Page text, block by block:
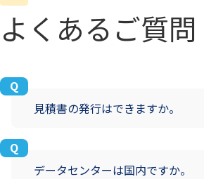
よくあるご質問
見積書の発行はできますか。
データセンターは国内ですか。